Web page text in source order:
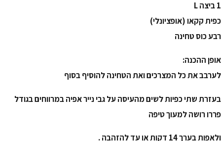
1 ביצה L
כפית קקאו (אופציונלי)
רבע כוס טחינה
אופן ההכנה:
לערבב את כל המצרכים ואת הטחינה להוסיף בסוף
בעזרת שתי כפיות לשים מהעיסה על גבי נייר אפיה במרווחים בגודל
פררו רושה למעוך טיפה
ולאפות בערך 14 דקות או עד להזהבה .